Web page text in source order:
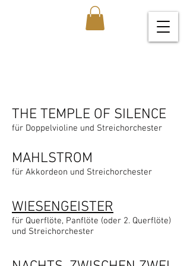
THE TEMPLE OF SILENCE
für Doppelvioline und Streichorchester
MAHLSTROM
für Akkordeon und Streichorchester
WIESENGEISTER
für Querflöte, Panflöte (oder 2. Querflöte)
und Streichorchester